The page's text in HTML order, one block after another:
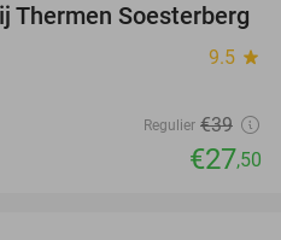
29%
Thermen Soesterberg
9.5 star
Regulier €39
€27,50